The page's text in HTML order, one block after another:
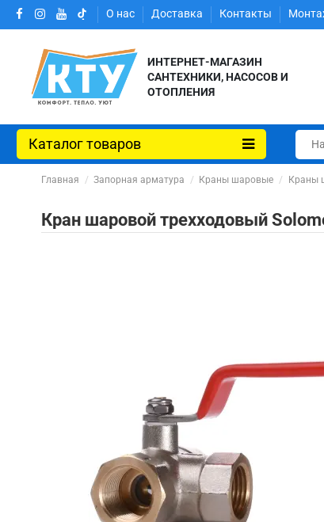
О нас Доставка Контакты
ИНТЕРНЕТ-МАГАЗИН
САНТЕХНИКИ, НАСОСОВ И
ОТОПЛЕНИЯ
Каталог товаров
Главная Запорная арматура Краны шаровые Краны
Кран шаровой трехходовый